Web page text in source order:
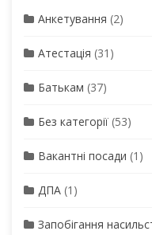
Анкетування (2)
Атестація (31)
Батькам (37)
Без категорії (53)
Вакантні посади (1)
ДПА (1)
Запобігання